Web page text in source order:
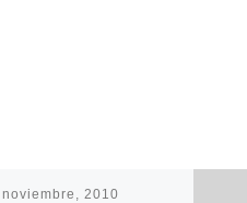
noviembre, 2010